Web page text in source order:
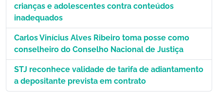
crianças e adolescentes contra conteúdos
inadequados
Carlos Vinícius Alves Ribeiro toma posse como
conselheiro do Conselho Nacional de Justiça
STJ reconhece validade de tarifa de adiantamento
a depositante prevista em contrato